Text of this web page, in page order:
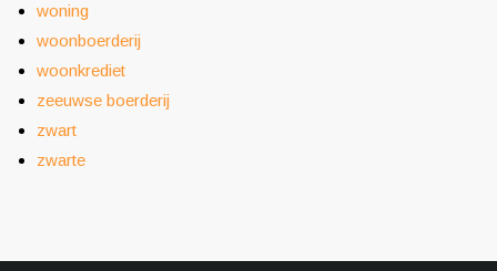
woning
woonboerderij
woonkrediet
zeeuwse boerderij
zwart
zwarte